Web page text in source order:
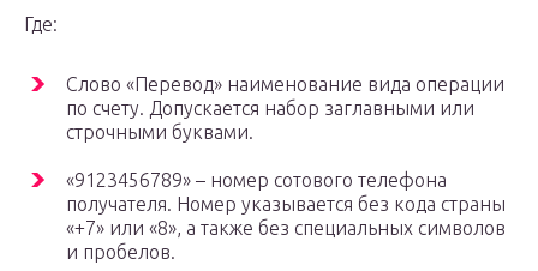
Где:
Слово «Перевод» наименование вида операции
по счету. Допускается набор заглавными или
строчными буквами.
«9123456789» – номер сотового телефона
получателя. Номер указывается без кода страны
«+7» или «8», а также без специальных символов
и пробелов.